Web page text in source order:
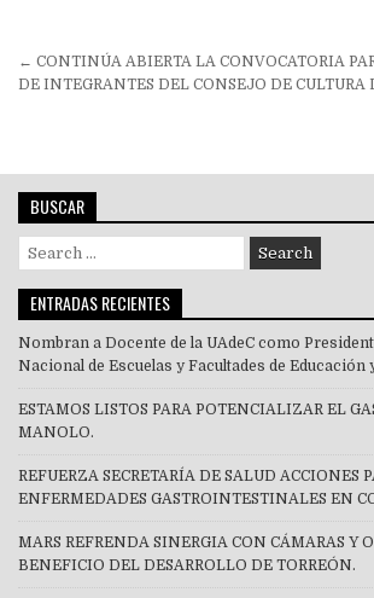
Navegación
de
← CONTINÚA ABIERTA LA CONVOCATORIA
DE INTEGRANTES DEL CONSEJO DE CULTURA
BUSCAR
Search
for:
ENTRADAS RECIENTES
Nombran a Docente de la UAdeC como
Nacional de Escuelas y Facultades de Educación
ESTAMOS LISTOS PARA POTENCIALIZAR EL
MANOLO.
REFUERZA SECRETARÍA DE SALUD ACCIONES
ENFERMEDADES GASTROINTESTINALES EN
MARS REFRENDA SINERGIA CON CÁMARAS Y
BENEFICIO DEL DESARROLLO DE TORREÓN.